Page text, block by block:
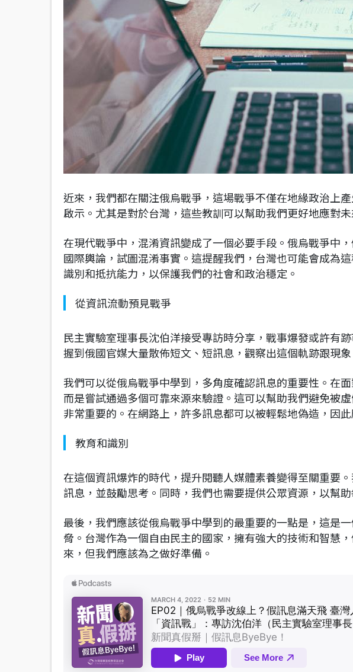
近來，我們都在關注俄烏戰爭，這場戰爭不僅在地緣政治上
啟示。尤其是對於台灣，這些教訓可以幫助我們更好地應對
在現代戰爭中，混淆資訊變成了一個必要手段。俄烏戰爭中
國際輿論，試圖混淆事實。這提醒我們，台灣也可能會成為
識別和抵抗能力，以保護我們的社會和政治穩定。
從資訊流動預見戰爭
民主實驗室理事長沈伯洋接受專訪時分享，戰事爆發或許有
握到俄國官媒大量散佈短文、短訊息，觀察出這個軌跡跟現
我們可以從俄烏戰爭中學到，多角度確認訊息的重要性。在
而是嘗試通過多個可靠來源來驗證。這可以幫助我們避免被
非常重要的。在網路上，許多訊息都可以被輕鬆地偽造，因此
教育和識別
在這個資訊爆炸的時代，提升閱聽人媒體素養變得至關重要
訊息，並鼓勵思考。同時，我們也需要提供公眾資源，以幫
最後，我們應該從俄烏戰爭中學到的最重要的一點是，這是
脅。台灣作為一個自由民主的國家，擁有強大的技術和智慧
來，但我們應該為之做好準備。